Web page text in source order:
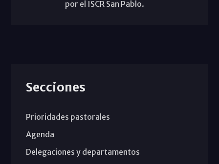
por el ISCR San Pablo.
Secciones
Prioridades pastorales
Agenda
Delegaciones y departamentos